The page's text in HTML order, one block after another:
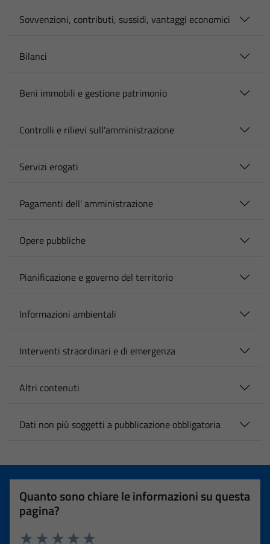
Sovvenzioni, contributi, sussidi, vantaggi economici
Bilanci
Beni immobili e gestione patrimonio
Controlli e rilievi sull'amministrazione
Servizi erogati
Pagamenti dell' amministrazione
Opere pubbliche
Pianificazione e governo del territorio
Informazioni ambientali
Interventi straordinari e di emergenza
Altri contenuti
Dati non più soggetti a pubblicazione obbligatoria
Quanto sono chiare le informazioni su questa
pagina?